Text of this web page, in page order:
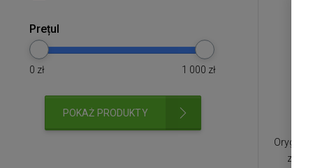
Prețul
0 zł 1 000 zł
POKAŻ PRODUKTY